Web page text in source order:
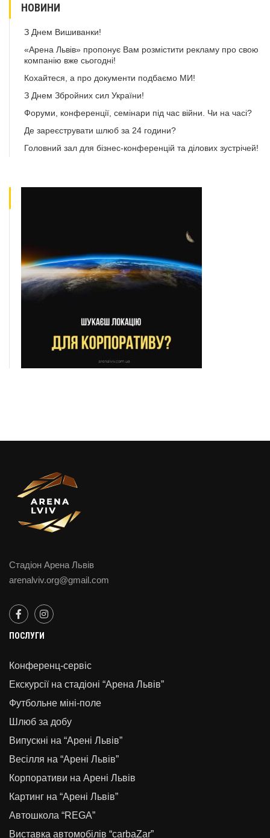
НОВИНИ
З Днем Вишиванки!
«Арена Львів» пропонує Вам розмістити рекламу про свою
компанію вже сьогодні!
Кохайтеся, а про документи подбаємо МИ!
З Днем Збройних сил України!
Форуми, конференції, семінари під час війни. Чи на часі?
Де зареєструвати шлюб за 24 години?
Головний зал для бізнес-конференцій та ділових зустрічей!
Стадіон Арена Львів
arenalviv.org@gmail.com
ПОСЛУГИ
Конференц-сервіс
Екскурсії на стадіоні “Арена Львів”
Футбольне міні-поле
Шлюб за добу
Випускні на “Арені Львів”
Весілля на “Арені Львів”
Корпоративи на Арені Львів
Картинг на “Арені Львів”
Автошкола “REGA”
Виставка автомобілів “carbaZar”